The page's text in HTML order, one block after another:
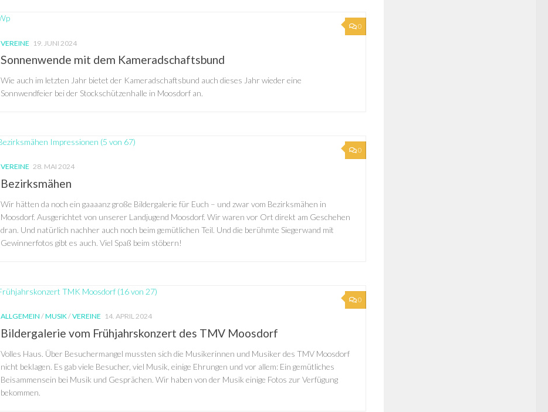
0
VEREINE 19. JUNI 2024
Sonnenwende mit dem Kameradschaftsbund
Wie auch im letzten Jahr bietet der Kameradschaftsbund auch dieses Jahr wieder eine
Sonnwendfeier bei der Stockschützenhalle in Moosdorf an.
0
VEREINE 28. MAI 2024
Bezirksmähen
Wir hätten da noch ein gaaaanz große Bildergalerie für Euch – und zwar vom Bezirksmähen in
Moosdorf. Ausgerichtet von unserer Landjugend Moosdorf. Wir waren vor Ort direkt am Geschehen
dran. Und natürlich nachher auch noch beim gemütlichen Teil. Und die berühmte Siegerwand mit
Gewinnerfotos gibt es auch. Viel Spaß beim stöbern!
0
ALLGEMEIN /MUSIK/VEREINE 14. APRIL 2024
Bildergalerie vom Frühjahrskonzert des TMV Moosdorf
Volles Haus. Über Besuchermangel mussten sich die Musikerinnen und Musiker des TMV Moosdorf
nicht beklagen. Es gab viele Besucher, viel Musik, einige Ehrungen und vor allem: Ein gemütliches
Beisammensein bei Musik und Gesprächen. Wir haben von der Musik einige Fotos zur Verfügung
bekommen.